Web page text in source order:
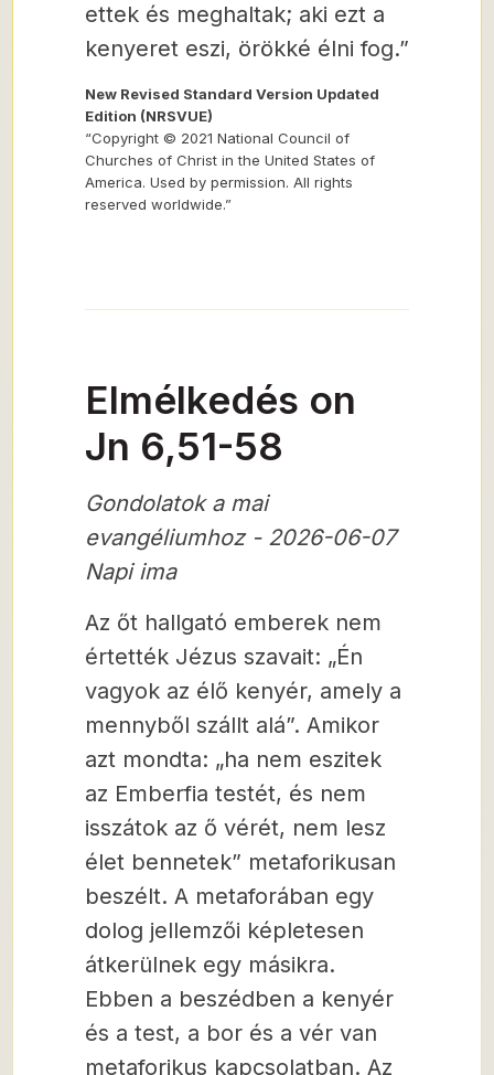
ettek és meghaltak; aki ezt a
kenyeret eszi, örökké élni fog.”
New Revised Standard Version Updated
Edition (NRSVUE)
“Copyright © 2021 National Council of
Churches of Christ in the United States of
America. Used by permission. All rights
reserved worldwide.”
Elmélkedés on
Jn 6,51-58
Gondolatok a mai
evangéliumhoz - 2026-06-07
Napi ima
Az őt hallgató emberek nem
értették Jézus szavait: „Én
vagyok az élő kenyér, amely a
mennyből szállt alá”. Amikor
azt mondta: „ha nem eszitek
az Emberfia testét, és nem
isszátok az ő vérét, nem lesz
élet bennetek” metaforikusan
beszélt. A metaforában egy
dolog jellemzői képletesen
átkerülnek egy másikra.
Ebben a beszédben a kenyér
és a test, a bor és a vér van
metaforikus kapcsolatban. Az